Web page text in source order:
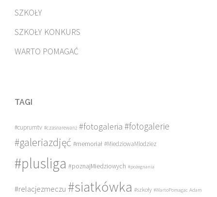
SZKOŁY
SZKOŁY KONKURS
WARTO POMAGAĆ
TAGI
#cuprumtv #czasnarewanż #fotogaleria #fotogalerie
#galeriazdjęć #memoriał #MiedziowaMlodziez
#plusliga #poznajMiedziowych #pożegnania
#relacjezmeczu #siatkówka #szkoły #WartoPomagac Adam